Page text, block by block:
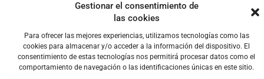
Gestionar el consentimiento de
las cookies
Para ofrecer las mejores experiencias, utilizamos tecnologías como las
cookies para almacenar y/o acceder a la información del dispositivo. El
consentimiento de estas tecnologías nos permitirá procesar datos como el
comportamiento de navegación o las identificaciones únicas en este sitio.